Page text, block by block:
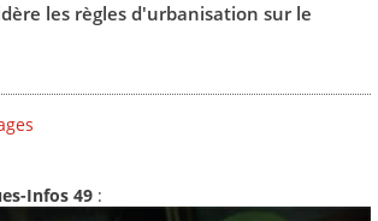
les règles d'urbanisation sur le
Infos 49 :